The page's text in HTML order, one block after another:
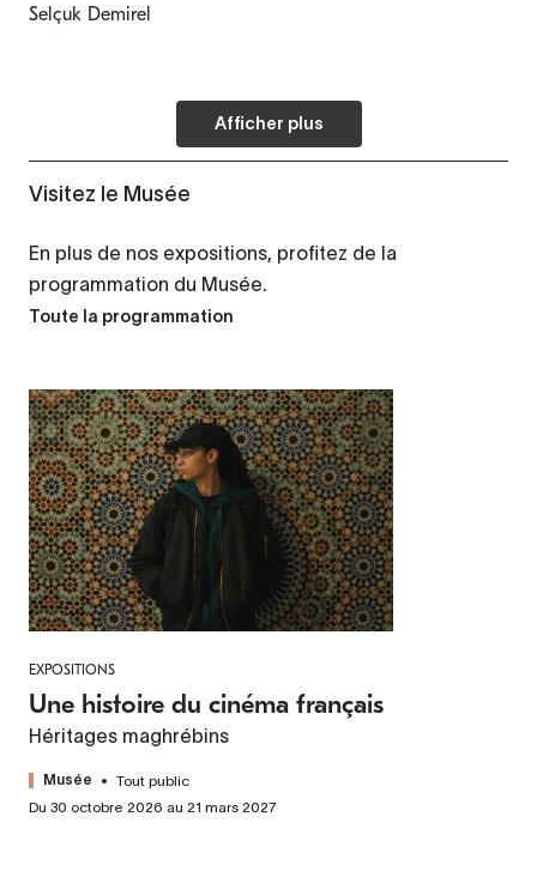
Selçuk Demirel
Afficher plus
Visitez le Musée
En plus de nos expositions, profitez de la
programmation du Musée.
Toute la programmation
EXPOSITIONS
Une histoire du cinéma français
Héritages maghrébins
Musée
Tout public
Du 30 octobre 2026 au 21 mars 2027